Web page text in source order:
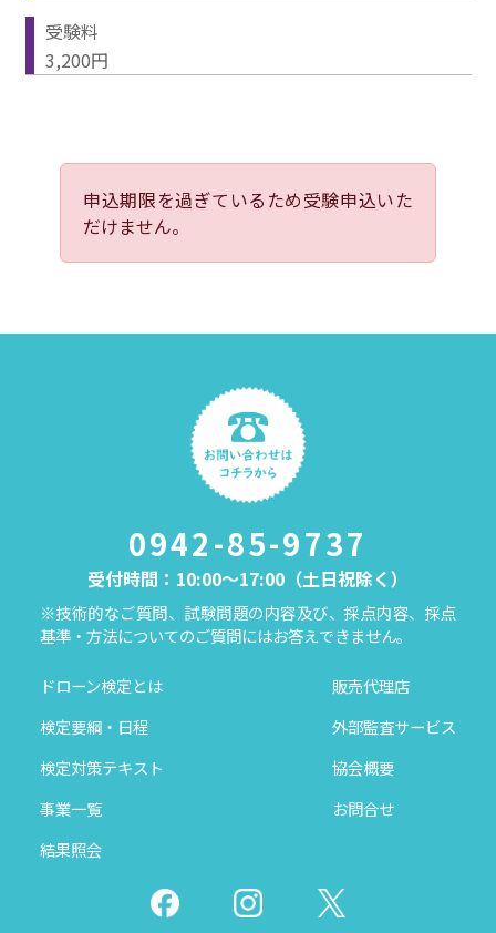
受験料
3,200円
申込期限を過ぎているため受験申込いた
だけません。
0942-85-9737
受付時間：10:00～17:00（土日祝除く）
※技術的なご質問、試験問題の内容及び、採点内容、採点
基準・方法についてのご質問にはお答えできません。
ドローン検定とは
検定要綱・日程
検定対策テキスト
事業一覧
結果照会
販売代理店
外部監査サービス
協会概要
お問合せ